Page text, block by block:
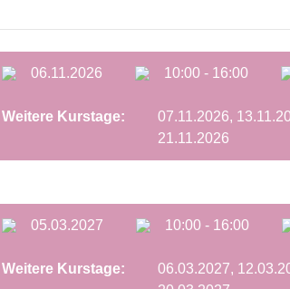
06.11.2026 10:00 - 16:00
Weitere Kurstage:
07.11.2026,
21.11.2026
05.03.2027 10:00 - 16:00
Weitere Kurstage:
06.03.2027,